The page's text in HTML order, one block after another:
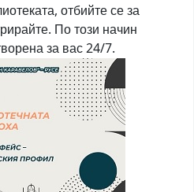
отбийте се за
По този начин
за вас 24/7.